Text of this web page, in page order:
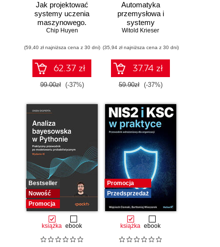
Jak projektować
systemy uczenia
maszynowego.
Iteracyjne
gotowych do pracy
Chip Huyen
(59,40 zł najniższa cena z 30 dni)
62.37 zł
99.00zł (-37%)
Automatyka
przemysłowa i
systemy
sterowania w
Witold Krieser
(35,94 zł najniższa cena z 30 dni)
37.74 zł
59.90zł (-37%)
Bestseller
Nowość
Promocja
książka ebook
Promocja
Przedsprzedaż
książka ebook